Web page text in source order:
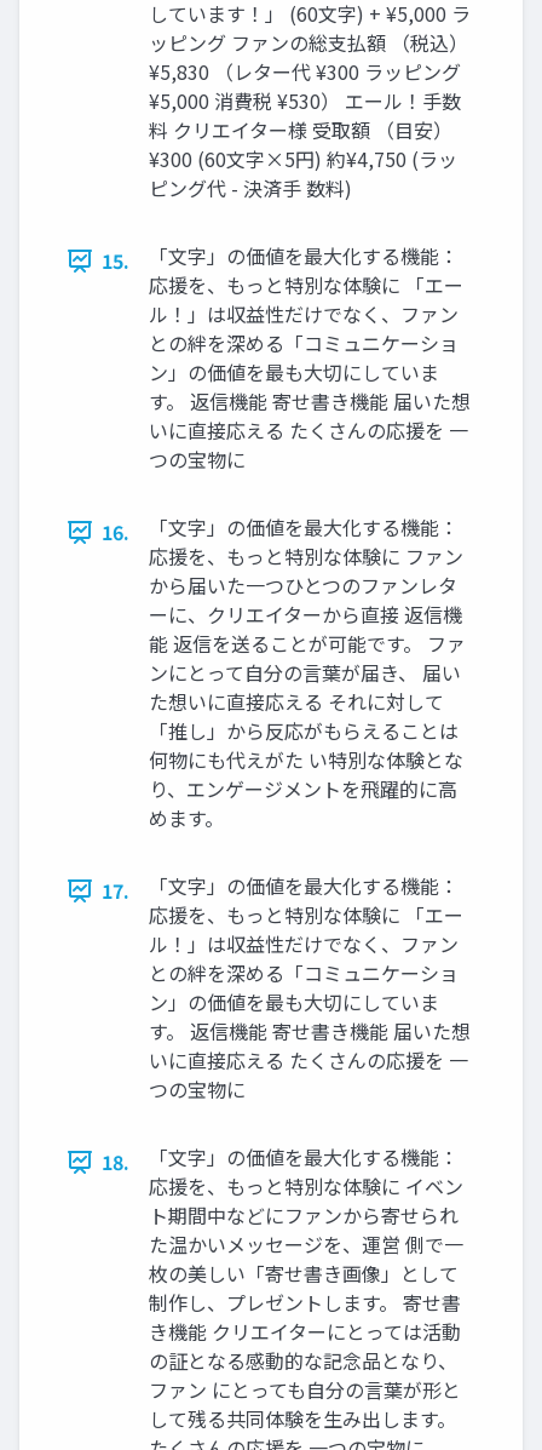
しています！」 (60文字) + ¥5,000 ラ
ッピング ファンの総支払額 （税込）
¥5,830 （レター代 ¥300 ラッピング
¥5,000 消費税 ¥530） エール！手数
料 クリエイター様 受取額 （目安）
¥300 (60文字×5円) 約¥4,750 (ラッ
ピング代 - 決済手 数料)
15.
「文字」の価値を最大化する機能：
応援を、もっと特別な体験に 「エー
ル！」は収益性だけでなく、ファン
との絆を深める「コミュニケーショ
ン」の価値を最も大切にしていま
す。 返信機能 寄せ書き機能 届いた想
いに直接応える たくさんの応援を 一
つの宝物に
16.
「文字」の価値を最大化する機能：
応援を、もっと特別な体験に ファン
から届いた一つひとつのファンレタ
ーに、クリエイターから直接 返信機
能 返信を送ることが可能です。 ファ
ンにとって自分の言葉が届き、 届い
た想いに直接応える それに対して
「推し」から反応がもらえることは
何物にも代えがた い特別な体験とな
り、エンゲージメントを飛躍的に高
めます。
17.
「文字」の価値を最大化する機能：
応援を、もっと特別な体験に 「エー
ル！」は収益性だけでなく、ファン
との絆を深める「コミュニケーショ
ン」の価値を最も大切にしていま
す。 返信機能 寄せ書き機能 届いた想
いに直接応える たくさんの応援を 一
つの宝物に
18.
「文字」の価値を最大化する機能：
応援を、もっと特別な体験に イベン
ト期間中などにファンから寄せられ
た温かいメッセージを、運営 側で一
枚の美しい「寄せ書き画像」として
制作し、プレゼントします。 寄せ書
き機能 クリエイターにとっては活動
の証となる感動的な記念品となり、
ファン にとっても自分の言葉が形と
して残る共同体験を生み出します。